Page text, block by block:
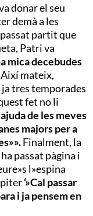
donar el seu
demà a les
partit que
Patri va
mica decebudes
Així mateix,
tres temporades
fet no li
de les meves
majors per a
Finalment, la
passat pàgina i
l»espina
‘»Cal passar
i ja pensem en